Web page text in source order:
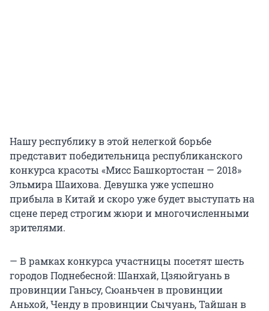
Нашу республику в этой нелегкой борьбе
представит победительница республиканского
конкурса красоты «Мисс Башкортостан — 2018»
Эльмира Шаихова. Девушка уже успешно
прибыла в Китай и скоро уже будет выступать на
сцене перед строгим жюри и многочисленными
зрителями.
— В рамках конкурса участницы посетят шесть
городов Поднебесной: Шанхай, Цзяюйгуань в
провинции Ганьсу, Сюаньчен в провинции
Аньхой, Ченду в провинции Сычуань, Тайшан в